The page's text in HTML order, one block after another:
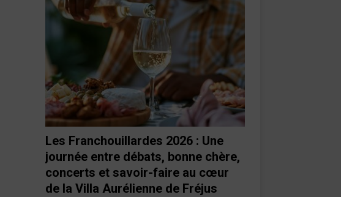
Les Franchouillardes 2026 : Une
journée entre débats, bonne chère,
concerts et savoir-faire au cœur
de la Villa Aurélienne de Fréjus